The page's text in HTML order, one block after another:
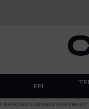
EPI
MANCHES LONGUES PORTWEST